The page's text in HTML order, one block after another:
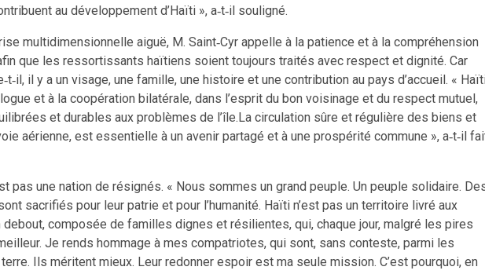
au développement d’Haïti », a‑t‑il souligné.
multidimensionnelle aiguë, M. Saint‑Cyr appelle à la patience et à la compréhension
que les ressortissants haïtiens soient toujours traités avec respect et dignité. Car
il y a un visage, une famille, une histoire et une contribution au pays d’accueil. «
et à la coopération bilatérale, dans l’esprit du bon voisinage et du respect mutuel,
et durables aux problèmes de l’île.La circulation sûre et régulière des biens et
aérienne, est essentielle à un avenir partagé et à une prospérité commune », a‑t‑il
pas une nation de résignés. « Nous sommes un grand peuple. Un peuple solidaire.
sacrifiés pour leur patrie et pour l’humanité. Haïti n’est pas un territoire livré aux
composée de familles dignes et résilientes, qui, chaque jour, malgré les pires
Je rends hommage à mes compatriotes, qui sont, sans conteste, parmi les
Ils méritent mieux. Leur redonner espoir est ma seule mission. C’est pourquoi, en